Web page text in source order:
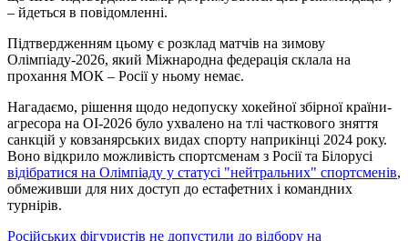
– йдеться в повідомленні.
Підтвердженням цьому є розклад матчів на зимову
Олімпіаду-2026, який Міжнародна федерація склала на
прохання МОК – Росії у ньому немає.
Нагадаємо, рішення щодо недопуску хокейної збірної країни-
агресора на ОІ-2026 було ухвалено на тлі часткового зняття
санкцій у ковзанярських видах спорту наприкінці 2024 року.
Воно відкрило можливість спортсменам з Росії та Білорусі
відібратися на Олімпіаду у статусі "нейтральних" спортсменів,
обмеживши для них доступ до естафетних і командних
турнірів.
Російських фігуристів не допустили до відбору на